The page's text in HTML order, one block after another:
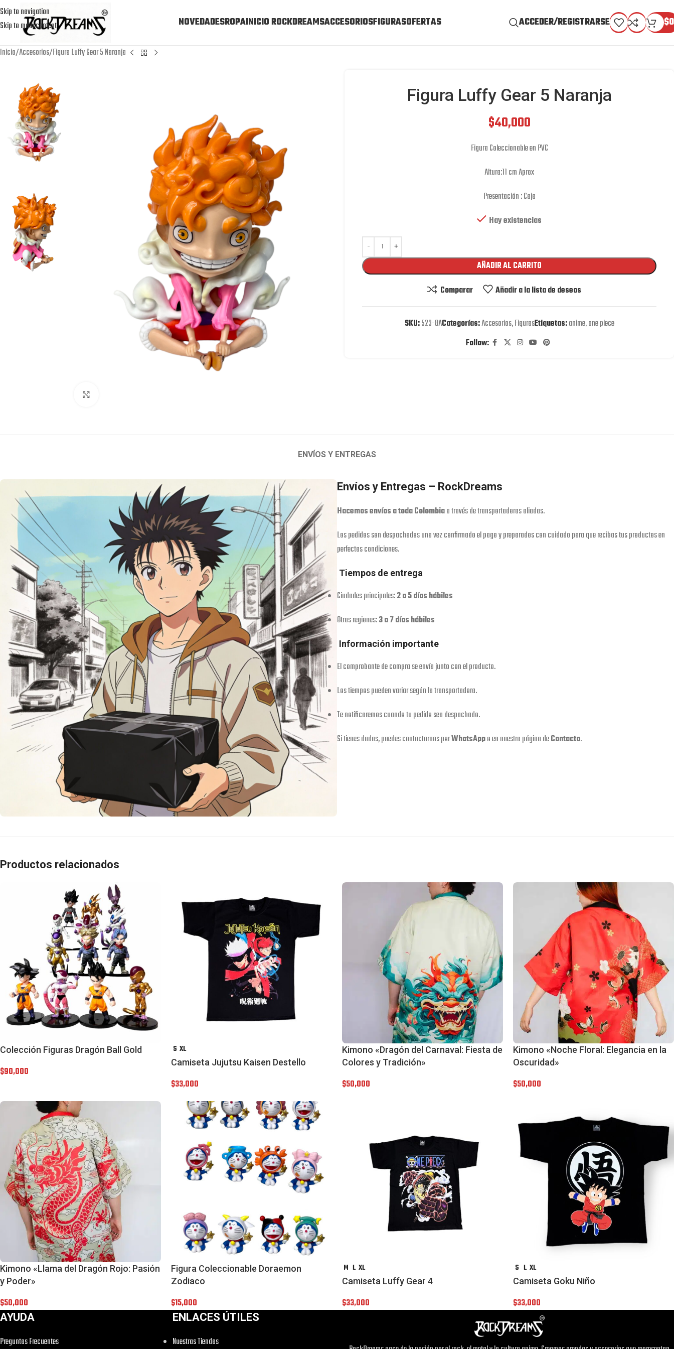
Skip to navigation
Skip to main content
NOVEDADESROPAINICIO ROCKDREAMSACCESORIOSFIGURASOFERTAS ACCEDER/REGISTRARSE $0
Inicio Accesorios Figura Luffy Gear 5 Naranja
Figura Luffy Gear 5 Naranja
$40,000
Figura Coleccionable en PVC
Altura:11 cm Aprox
Presentación : Caja
Hay existencias
AÑADIR AL CARRITO
Comparar
Añadir a la lista de deseos
SKU:523-8ACategorías:Accesorios,FigurasEtiquetas:anime,one piece
Follow:
ENVÍOS Y ENTREGAS
Envíos y Entregas – RockDreams
Hacemos envíos a toda Colombiaa través de transportadoras aliadas.
Los pedidos son despachados una vez confirmado el pago y preparados con cuidado para que recibas tus productos en
perfectas condiciones.
Tiempos de entrega
Ciudades principales:2 a 5 días hábiles
Otras regiones:3 a 7 días hábiles
Información importante
El comprobante de compra se envía junto con el producto.
Los tiempos pueden variar según la transportadora.
Te notificaremos cuando tu pedido sea despachado.
Si tienes dudas, puedes contactarnos porWhatsAppo en nuestra página deContacto.
Productos relacionados
Colección Figuras Dragón Ball Gold
$90,000
S XL
Camiseta Jujutsu Kaisen Destello
$33,000
Kimono «Dragón del Carnaval: Fiesta de
Colores y Tradición»
$50,000
Kimono «Noche Floral: Elegancia en la
Oscuridad»
$50,000
Kimono «Llama del Dragón Rojo: Pasión
y Poder»
$50,000
Figura Coleccionable Doraemon
Zodiaco
$15,000
M L XL
Camiseta Luffy Gear 4
$33,000
S L XL
Camiseta Goku Niño
$33,000
AYUDA
Preguntas Frecuentes
ENLACES ÚTILES
Nuestras Tiendas